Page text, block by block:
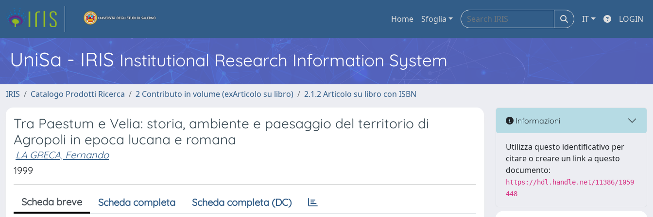
Home Sfoglia IT LOGIN
UniSa - IRIS Institutional Research Information System
IRIS Catalogo Prodotti Ricerca 2 Contributo in volume (exArticolo su libro) 2.1.2 Articolo su libro con ISBN
Tra Paestum e Velia: storia, ambiente e paesaggio del territorio di
Agropoli in epoca lucana e romana
LA GRECA, Fernando
1999
Scheda breve Scheda completa Scheda completa (DC)
Informazioni
Utilizza questo identificativo per
citare o creare un link a questo
documento:
https://hdl.handle.net/11386/1059
448